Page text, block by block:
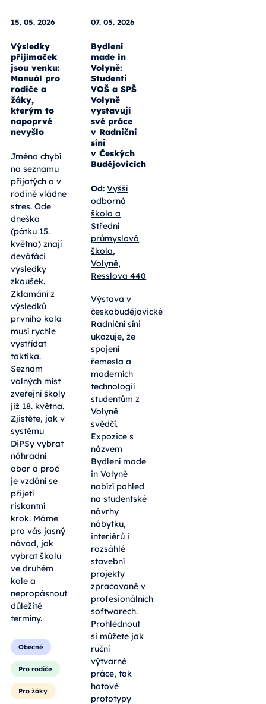
15. 05. 2026
Výsledky
přijímaček
jsou venku:
Manuál pro
rodiče a
žáky,
kterým to
nevyšlo
Jméno chybí
na seznamu
přijatých a v
rodině vládne
stres. Ode
dneška
(pátku 15.
května) znají
deváťáci
výsledky
zkoušek.
Zklamání z
výsledků
prvního kola
musí rychle
vystřídat
taktika.
Seznam
volných míst
zveřejní školy
již 18. května.
Zjistěte, jak v
systému
DiPSy vybrat
náhradní
obor a proč
je vzdání se
přijetí
riskantní
krok. Máme
pro vás jasný
návod, jak
vybrat školu
ve druhém
kole a
nepropásnout
termíny.
Obecné
Pro rodiče
07. 05. 2026
Bydlení
made in
Volyně:
Studenti
VOŠ a SPŠ
Volyně
vystavují
své práce
v Radniční
síni
Budějovicích
Od: Vyšší
odborná
škola a
Střední
průmyslová
škola,
Resslova 440
Výstava v
českobudějovické
Radniční síni
ukazuje, že
spojení
řemesla a
moderních
technologií
studentům z
Volyně
svědčí.
Expozice s
názvem
Bydlení made
in Volyně
nabízí pohled
na studentské
návrhy
nábytku,
interiérů i
rozsáhlé
stavební
projekty
zpracované v
profesionálních
softwarech.
Prohlédnout
si můžete jak
ruční
výtvarné
práce, tak